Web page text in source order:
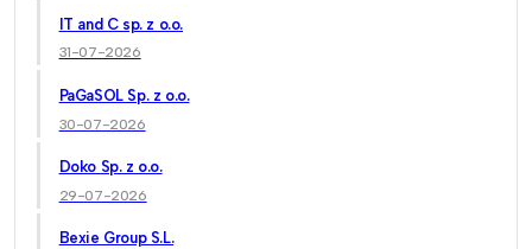
IT and C sp. z o.o.
31-07-2026
PaGaSOL Sp. z o.o.
30-07-2026
Doko Sp. z o.o.
29-07-2026
Bexie Group S.L.